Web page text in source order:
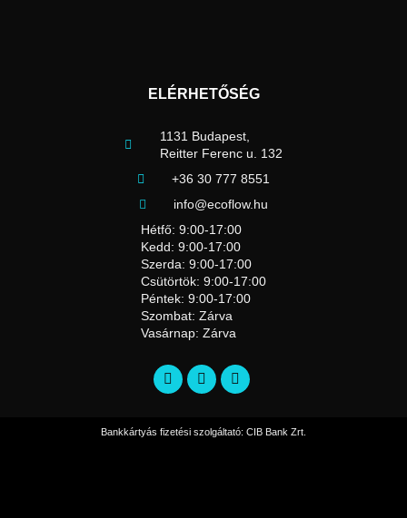
ELÉRHETŐSÉG
1131 Budapest,
Reitter Ferenc u. 132
+36 30 777 8551
info@ecoflow.hu
Hétfő: 9:00-17:00
Kedd: 9:00-17:00
Szerda: 9:00-17:00
Csütörtök: 9:00-17:00
Péntek: 9:00-17:00
Szombat: Zárva
Vasárnap: Zárva
Bankkártyás fizetési szolgáltató: CIB Bank Zrt.